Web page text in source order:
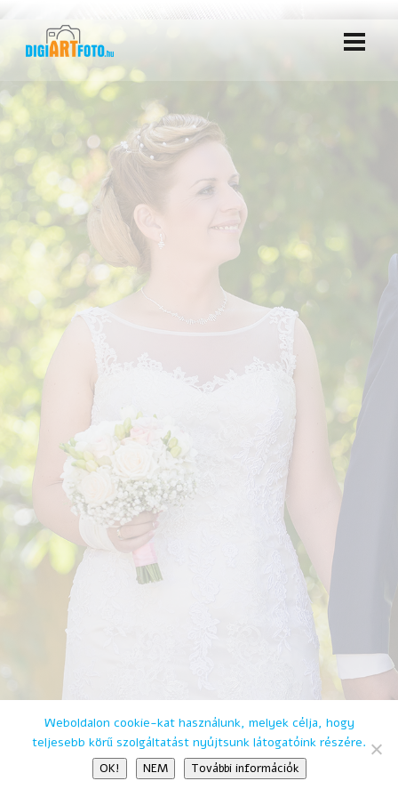
Weboldalon cookie-kat használunk, melyek célja, hogy
teljesebb körű szolgáltatást nyújtsunk látogatóink részére.
OK! NEM További információk